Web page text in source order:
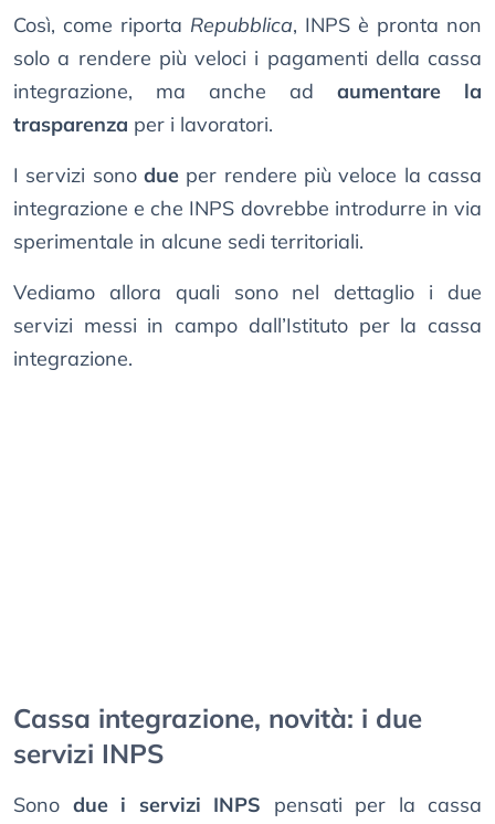
Così, come riporta Repubblica, INPS è pronta non
solo a rendere più veloci i pagamenti della cassa
integrazione, ma anche ad aumentare la
trasparenza per i lavoratori.
I servizi sono due per rendere più veloce la cassa
integrazione e che INPS dovrebbe introdurre in via
sperimentale in alcune sedi territoriali.
Vediamo allora quali sono nel dettaglio i due
servizi messi in campo dall’Istituto per la cassa
integrazione.
Cassa integrazione, novità: i due
servizi INPS
Sono due i servizi INPS pensati per la cassa